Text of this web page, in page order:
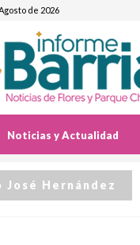
de 2026
Noticias y Actualidad
José Hernández